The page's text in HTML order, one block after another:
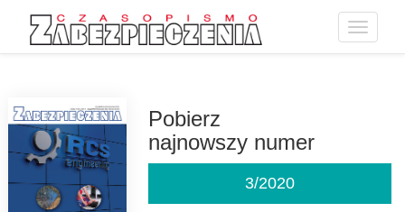
Toggle
Pobierz
najnowszy numer
3/2020